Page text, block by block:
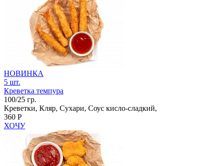
НОВИНКА
5 шт.
Креветка темпура
100/25 гр.
Креветки, Кляр, Сухари, Соус кисло-сладкий,
360 Р
ХОЧУ